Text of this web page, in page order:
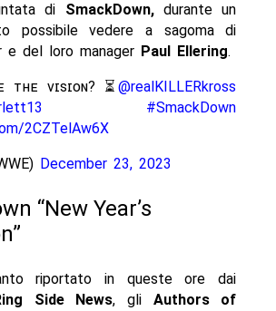
di SmackDown,durante un
possibile vedere a sagoma di
e del loro manager Paul Ellering.
ᴛʜᴇ ᴠɪꜱɪᴏɴ? ⏳@realKILLERkross
#SmackDown
2CZTelAw6X
December 23, 2023
“New Year’s
riportato in queste ore dai
Side News, gli Authors of